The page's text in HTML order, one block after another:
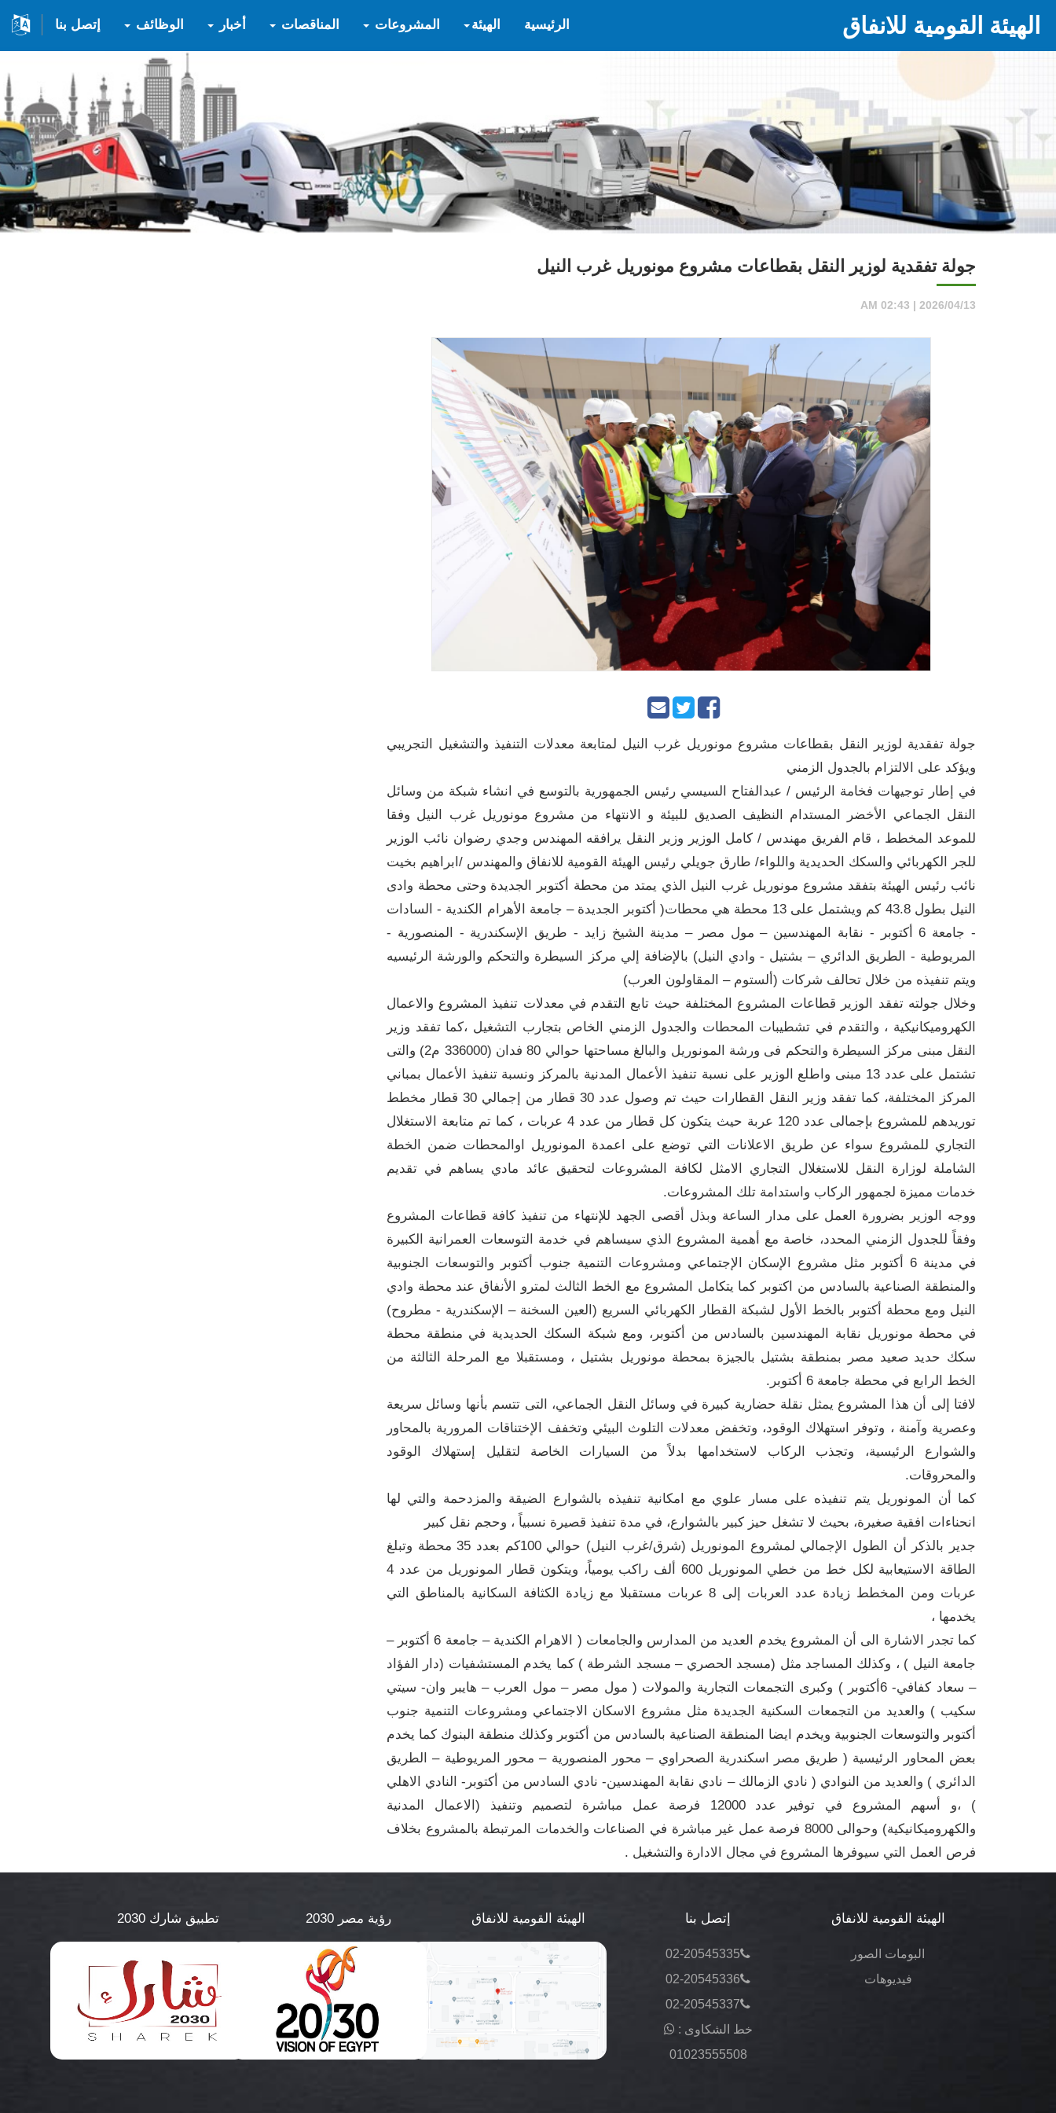
الهيئة القومية للانفاق الرئيسية الهيئة المشروعات المناقصات أخبار الوظائف إتصل بنا
جولة تفقدية لوزير النقل بقطاعات مشروع مونوريل غرب النيل
2026/04/13 | 02:43 AM
جولة تفقدية لوزير النقل بقطاعات مشروع مونوريل غرب النيل لمتابعة معدلات التنفيذ والتشغيل التجريبي
ويؤكد على الالتزام بالجدول الزمني
في إطار توجيهات فخامة الرئيس / عبدالفتاح السيسي رئيس الجمهورية بالتوسع في انشاء شبكة من وسائل
النقل الجماعي الأخضر المستدام النظيف الصديق للبيئة و الانتهاء من مشروع مونوريل غرب النيل وفقا
للموعد المخطط ، قام الفريق مهندس / كامل الوزير وزير النقل يرافقه المهندس وجدي رضوان نائب الوزير
للجر الكهربائي والسكك الحديدية واللواء/ طارق جويلي رئيس الهيئة القومية للانفاق والمهندس /ابراهيم بخيت
نائب رئيس الهيئة بتفقد مشروع مونوريل غرب النيل الذي يمتد من محطة أكتوبر الجديدة وحتى محطة وادى
النيل بطول 43.8 كم ويشتمل على 13 محطة هي محطات( أكتوبر الجديدة – جامعة الأهرام الكندية - السادات
- جامعة 6 أكتوبر - نقابة المهندسين – مول مصر – مدينة الشيخ زايد - طريق الإسكندرية - المنصورية -
المريوطية - الطريق الدائري – بشتيل - وادي النيل) بالإضافة إلي مركز السيطرة والتحكم والورشة الرئيسيه
ويتم تنفيذه من خلال تحالف شركات ‏‏(ألستوم – المقاولون العرب)
وخلال جولته تفقد الوزير قطاعات المشروع المختلفة حيث تابع التقدم في معدلات تنفيذ المشروع والاعمال
الكهروميكانيكية ، والتقدم في تشطيبات المحطات والجدول الزمني الخاص بتجارب التشغيل ،كما تفقد وزير
النقل مبنى مركز السيطرة والتحكم فى ورشة المونوريل والبالغ مساحتها حوالي 80 فدان (336000 م2) والتى
تشتمل على عدد 13 مبنى واطلع الوزير على نسبة تنفيذ الأعمال المدنية بالمركز ونسبة تنفيذ الأعمال بمباني
المركز المختلفة، كما تفقد وزير النقل القطارات حيث تم وصول عدد 30 قطار من إجمالي 30 قطار مخطط
توريدهم للمشروع بإجمالى عدد 120 عربة حيث يتكون كل قطار من عدد 4 عربات ، كما تم متابعة الاستغلال
التجاري للمشروع سواء عن طريق الاعلانات التي توضع على اعمدة المونوريل اوالمحطات ضمن الخطة
الشاملة لوزارة النقل للاستغلال التجاري الامثل لكافة المشروعات لتحقيق عائد مادي يساهم في تقديم
خدمات مميزة لجمهور الركاب واستدامة تلك المشروعات.
ووجه الوزير بضرورة العمل على مدار الساعة وبذل أقصى الجهد للإنتهاء من تنفيذ كافة قطاعات المشروع
وفقاً للجدول الزمني المحدد، خاصة مع أهمية المشروع الذي سيساهم في خدمة التوسعات العمرانية الكبيرة
في مدينة 6 أكتوبر مثل مشروع الإسكان الإجتماعي ومشروعات التنمية جنوب أكتوبر والتوسعات الجنوبية
والمنطقة الصناعية بالسادس من اكتوبر كما يتكامل المشروع مع الخط الثالث لمترو الأنفاق عند محطة وادي
النيل ومع محطة أكتوبر بالخط الأول لشبكة القطار الكهربائي السريع (العين السخنة – الإسكندرية - مطروح)
في محطة مونوريل نقابة المهندسين بالسادس من أكتوبر، ومع شبكة السكك الحديدية في منطقة محطة
سكك حديد صعيد مصر بمنطقة بشتيل بالجيزة بمحطة مونوريل بشتيل ، ومستقبلا مع المرحلة الثالثة من
الخط الرابع في محطة جامعة 6 أكتوبر.
لافتا إلى أن هذا المشروع يمثل نقلة حضارية ‏كبيرة في وسائل النقل ‏الجماعي، التى تتسم بأنها وسائل سريعة
وعصرية وآمنة ، وتوفر استهلاك الوقود، ‏‏وتخفض معدلات التلوث البيئي وتخفف الإختناقات المرورية بالمحاور
والشوارع الرئيسية، ‏وتجذب الركاب لاستخدامها ‏بدلاً من السيارات الخاصة لتقليل إستهلاك الوقود
والمحروقات.
كما أن المونوريل يتم تنفيذه على مسار علوي مع امكانية تنفيذه بالشوارع الضيقة والمزدحمة والتي لها
انحناءات افقية صغيرة، بحيث لا تشغل حيز كبير بالشوارع، في مدة تنفيذ قصيرة نسبياً ، وحجم نقل كبير
جدير بالذكر أن الطول الإجمالي لمشروع المونوريل (شرق/غرب النيل) حوالي 100كم بعدد 35 محطة وتبلغ
‏الطاقة الاستيعابية لكل خط من ‏خطي المونوريل 600 ألف راكب يومياً، ويتكون قطار المونوريل ‏من عدد 4
عربات ومن المخطط زيادة عدد ‏العربات إلى 8 عربات مستقبلا مع زيادة الكثافة السكانية ‏بالمناطق التي
يخدمها ،
كما تجدر الاشارة الى أن المشروع يخدم العديد من المدارس والجامعات ( الاهرام الكندية – جامعة 6 أكتوبر –
جامعة النيل ) ، وكذلك المساجد مثل (مسجد الحصري – مسجد الشرطة ) كما يخدم المستشفيات (دار الفؤاد
– سعاد كفافي- 6أكتوبر ) وكبرى التجمعات التجارية والمولات ( مول مصر – مول العرب – هايبر وان- سيتي
سكيب ) والعديد من التجمعات السكنية الجديدة مثل مشروع الاسكان الاجتماعي ومشروعات التنمية جنوب
أكتوبر والتوسعات الجنوبية ويخدم ايضا المنطقة الصناعية بالسادس من أكتوبر وكذلك منطقة البنوك كما يخدم
بعض المحاور الرئيسية ( طريق مصر اسكندرية الصحراوي – محور المنصورية – محور المريوطية – الطريق
الدائري ) والعديد من النوادي ( نادي الزمالك – نادي نقابة المهندسين- نادي السادس من أكتوبر- النادي الاهلي
) ،و أسهم المشروع في توفير عدد 12000 فرصة عمل مباشرة لتصميم وتنفيذ (الاعمال المدنية
والكهروميكانيكية) وحوالى 8000 فرصة عمل غير مباشرة في الصناعات والخدمات المرتبطة بالمشروع بخلاف
فرص العمل التي سيوفرها المشروع في مجال الادارة والتشغيل .
الهيئة القومية للانفاق
البومات الصور
فيديوهات
إتصل بنا
02-20545335
02-20545336
02-20545337
خط الشكاوى :
01023555508
الهيئة القومية للانفاق رؤية مصر 2030 تطبيق شارك 2030